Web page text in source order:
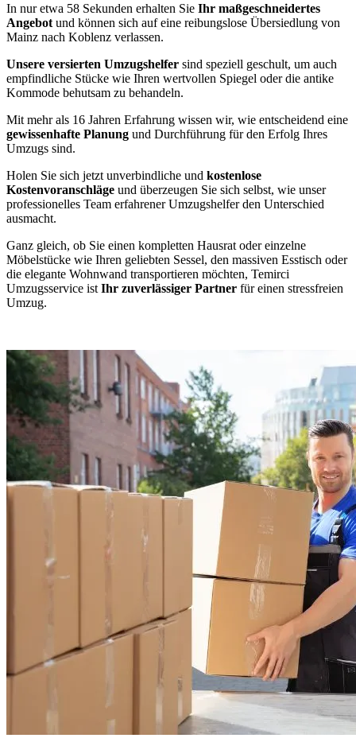
In nur etwa 58 Sekunden erhalten Sie Ihr maßgeschneidertes
Angebot und können sich auf eine reibungslose Übersiedlung von
Mainz nach Koblenz verlassen.
Unsere versierten Umzugshelfer sind speziell geschult, um auch
empfindliche Stücke wie Ihren wertvollen Spiegel oder die antike
Kommode behutsam zu behandeln.
Mit mehr als 16 Jahren Erfahrung wissen wir, wie entscheidend eine
gewissenhafte Planung und Durchführung für den Erfolg Ihres
Umzugs sind.
Holen Sie sich jetzt unverbindliche und kostenlose
Kostenvoranschläge und überzeugen Sie sich selbst, wie unser
professionelles Team erfahrener Umzugshelfer den Unterschied
ausmacht.
Ganz gleich, ob Sie einen kompletten Hausrat oder einzelne
Möbelstücke wie Ihren geliebten Sessel, den massiven Esstisch oder
die elegante Wohnwand transportieren möchten, Temirci
Umzugsservice ist Ihr zuverlässiger Partner für einen stressfreien
Umzug.